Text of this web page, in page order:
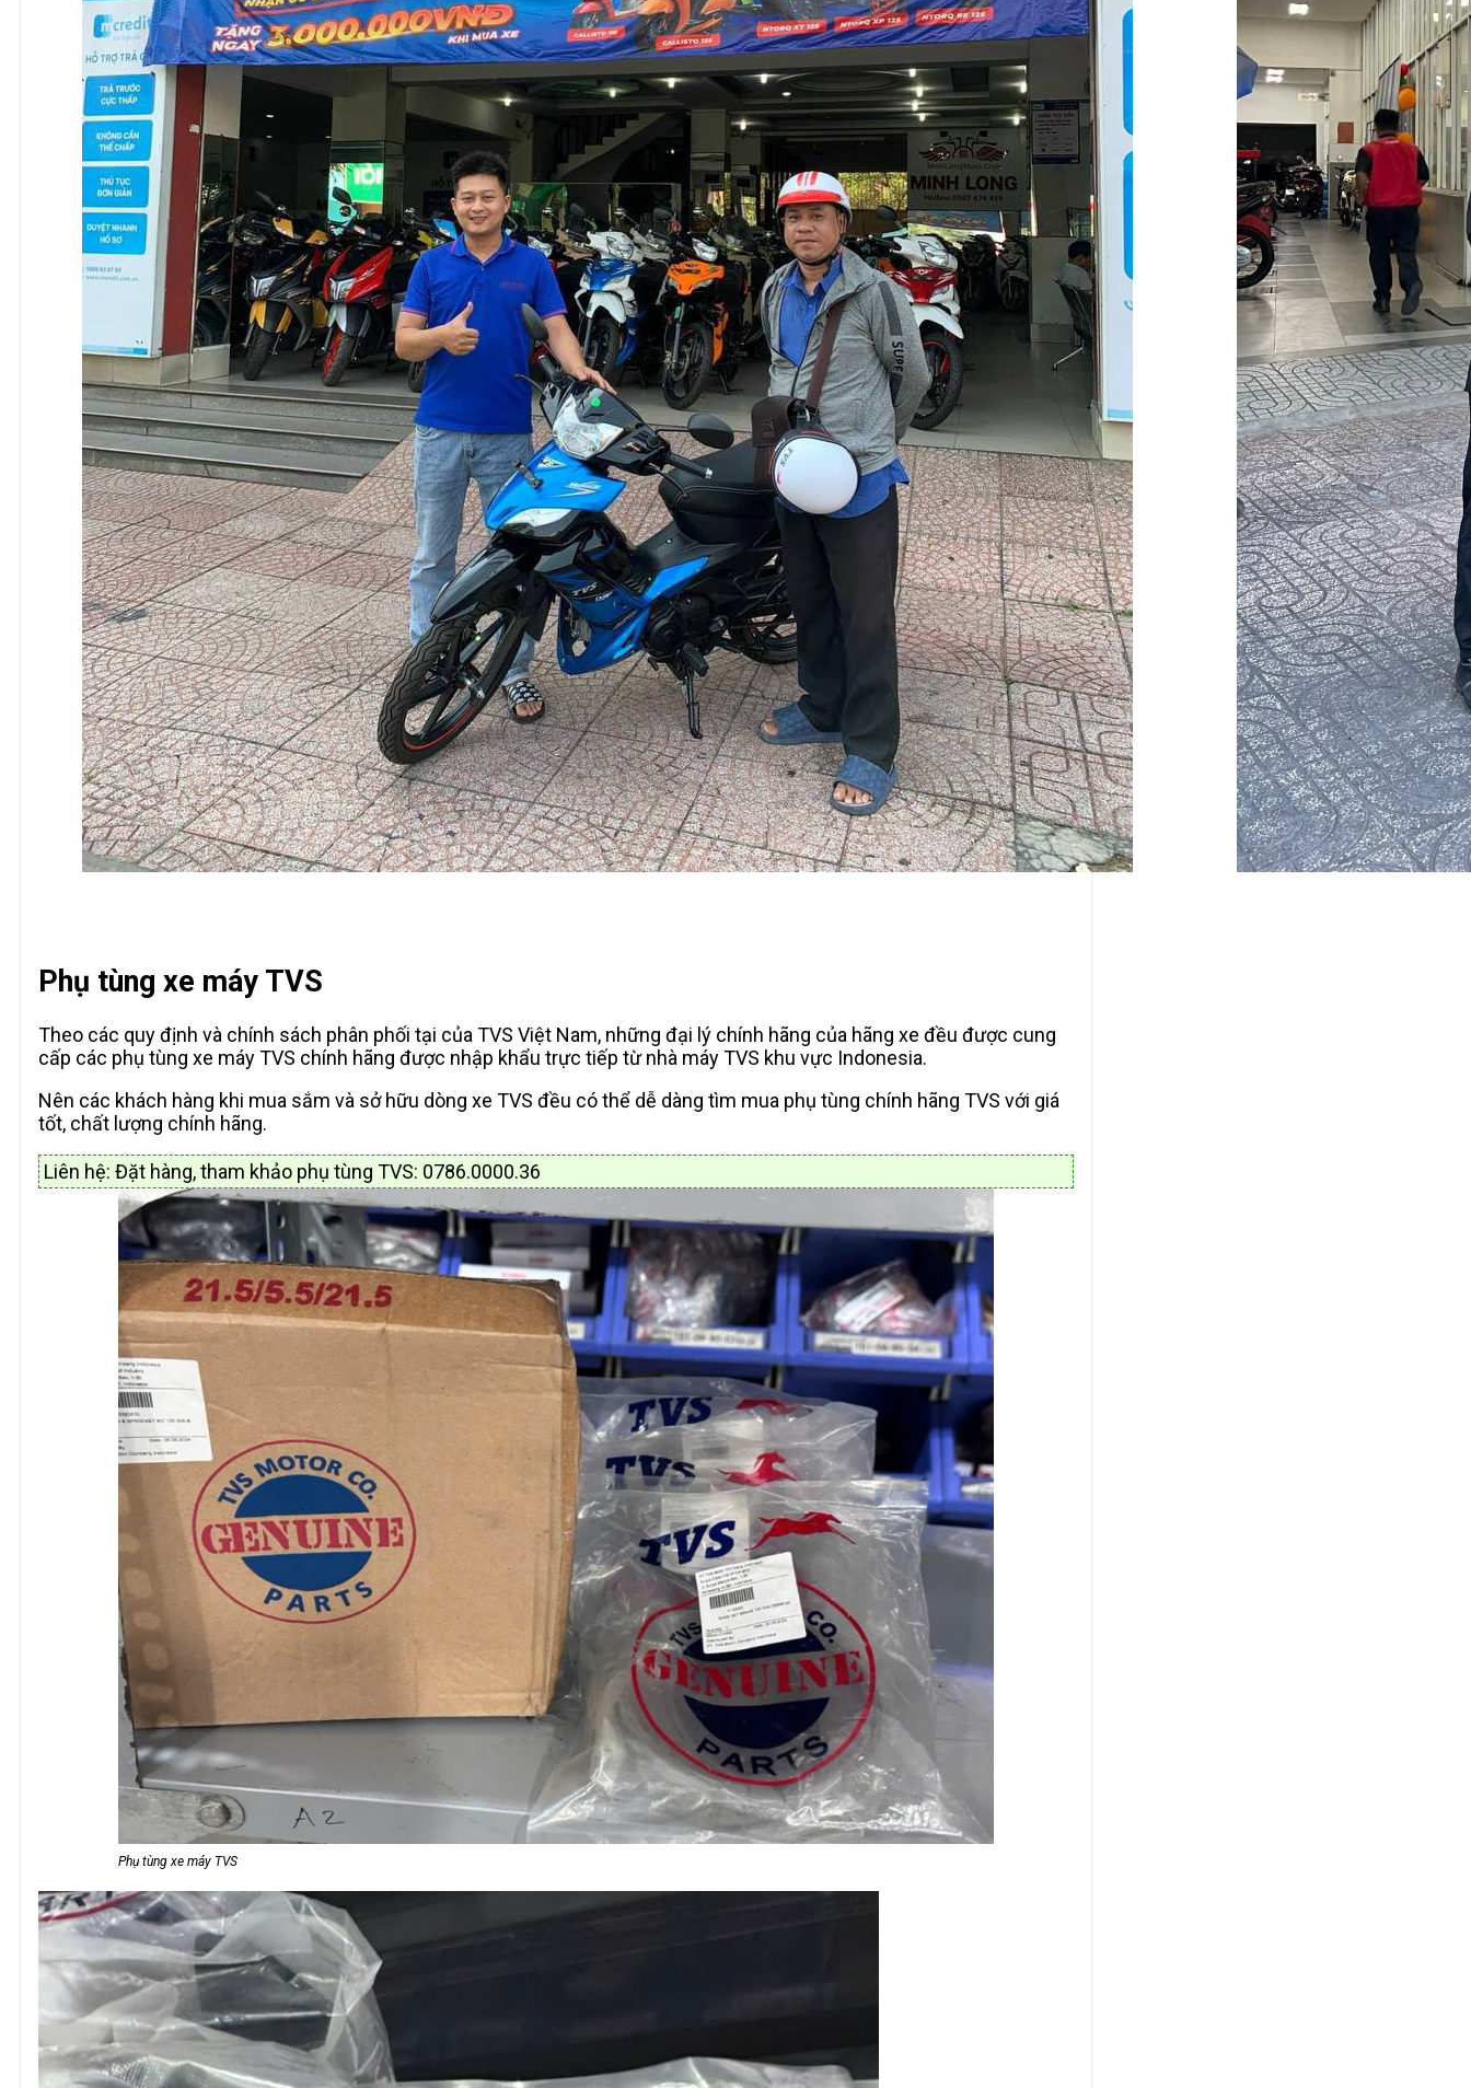
Phụ tùng xe máy TVS
Theo các quy định và chính sách phân phối tại của TVS Việt Nam, những đại lý chính hãng của hãng xe đều được cung
cấp các phụ tùng xe máy TVS chính hãng được nhập khẩu trực tiếp từ nhà máy TVS khu vực Indonesia.
Nên các khách hàng khi mua sắm và sở hữu dòng xe TVS đều có thể dễ dàng tìm mua phụ tùng chính hãng TVS với giá
tốt, chất lượng chính hãng.
Liên hệ: Đặt hàng, tham khảo phụ tùng TVS: 0786.0000.36
Phụ tùng xe máy TVS